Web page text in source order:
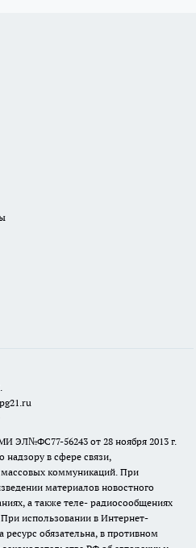
ЭЛ№ФС77-56243 от 28 ноября 2013 г.
в сфере связи,
коммуникаций. При
материалов новостного
а также теле- радиосообщениях
использовании в Интернет-
ресурс обязательна, в противном